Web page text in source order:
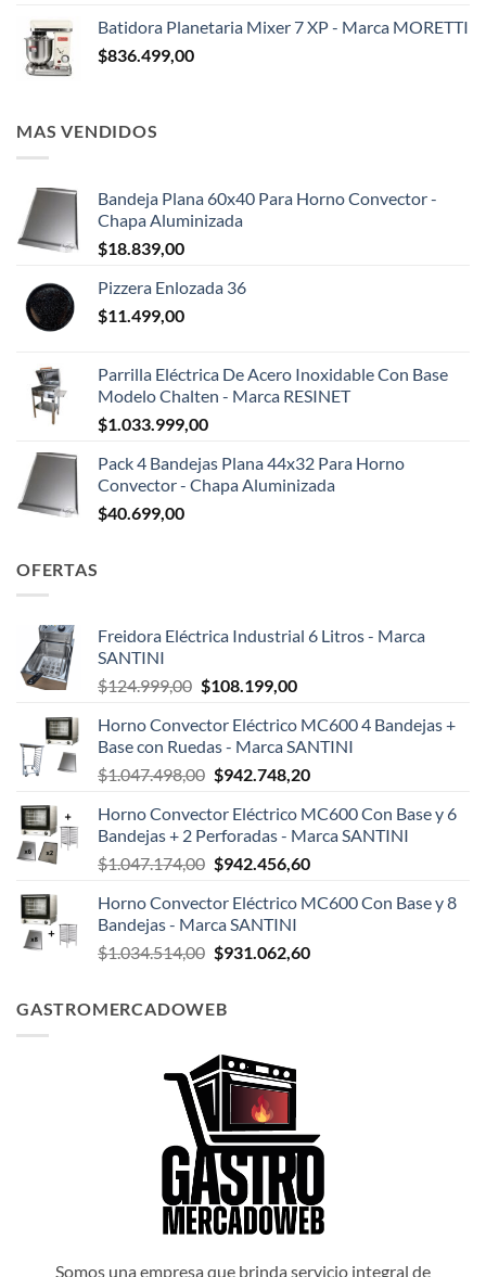
Batidora Planetaria Mixer 7 XP - Marca MORETTI
$836.499,00
MAS VENDIDOS
Bandeja Plana 60x40 Para Horno Convector -
Chapa Aluminizada
$18.839,00
Pizzera Enlozada 36
$11.499,00
Parrilla Eléctrica De Acero Inoxidable Con Base
Modelo Chalten - Marca RESINET
$1.033.999,00
Pack 4 Bandejas Plana 44x32 Para Horno
Convector - Chapa Aluminizada
$40.699,00
OFERTAS
Freidora Eléctrica Industrial 6 Litros - Marca
SANTINI
$124.999,00 El
original
era:
$124.999,00.
$108.199,00El
actual
es:
$108.199,00.
Horno Convector Eléctrico MC600 4 Bandejas +
Base con Ruedas - Marca SANTINI
$1.047.498,00 El
original
era:
$1.047.498,00.
$942.748,20El
actual
es:
$942.748,20.
Horno Convector Eléctrico MC600 Con Base y 6
Bandejas + 2 Perforadas - Marca SANTINI
$1.047.174,00 El
original
era:
$1.047.174,00.
$942.456,60El
actual
$942.456,60.
Horno Convector Eléctrico MC600 Con Base y 8
Bandejas - Marca SANTINI
$1.034.514,00 El
era:
$931.062,60El
GASTROMERCADOWEB
Somos una empresa que brinda servicio integral de